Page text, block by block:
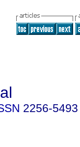
2256-5493